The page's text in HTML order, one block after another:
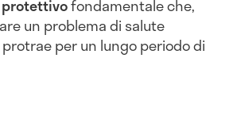
fondamentale che,
un problema di salute
per un lungo periodo di